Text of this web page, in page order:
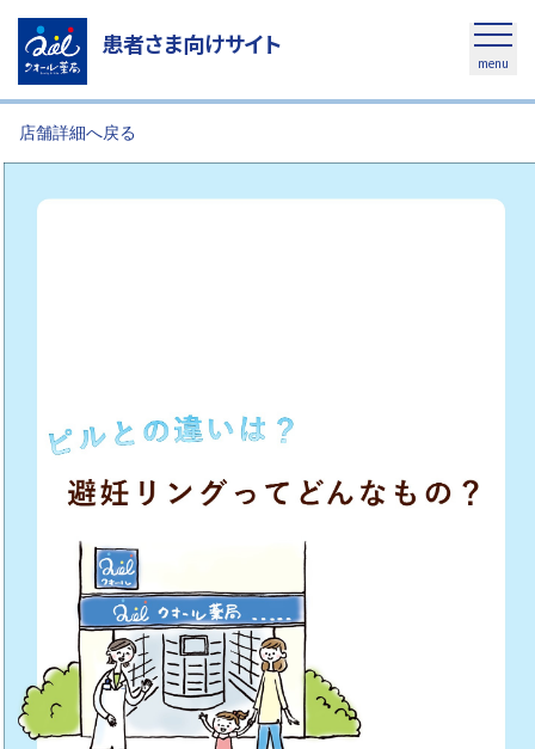
患者さま向けサイト
menu
店舗詳細へ戻る